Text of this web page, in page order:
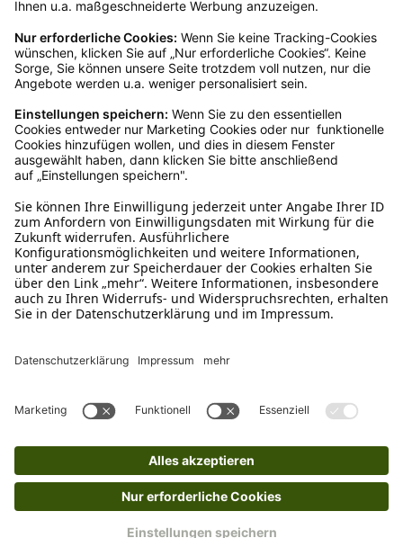
Mo – Fr 9 – 17 Uhr, Sa 9 – 13 Uhr
Ruf uns an
04942-60 64 080
Schreibe uns
verkauf@schecker.de
WhatsApp Support
+49 1520 8997191
Tritt unserem Newsletter bei
Barrierefreiheitserklärung Impressum AGB
© 2025 Schecker GmbH | Webdesign und -entwicklung: Web Labels